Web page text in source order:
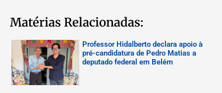
Matérias Relacionadas:
Professor Hidalberto declara apoio à
pré-candidatura de Pedro Matias a
deputado federal em Belém